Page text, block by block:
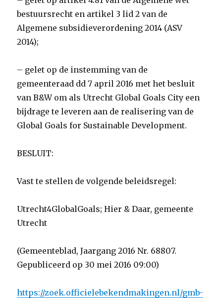
bestuursrecht en artikel 3 lid 2 van de
Algemene subsidieverordening 2014 (ASV
2014);
– gelet op de instemming van de
gemeenteraad dd 7 april 2016 met het besluit
van B&W om als Utrecht Global Goals City een
bijdrage te leveren aan de realisering van de
Global Goals for Sustainable Development.
BESLUIT:
Vast te stellen de volgende beleidsregel:
Utrecht4GlobalGoals; Hier & Daar, gemeente
Utrecht
(Gemeenteblad, Jaargang 2016 Nr. 68807.
Gepubliceerd op 30 mei 2016 09:00)
https://zoek.officielebekendmakingen.nl/gmb-